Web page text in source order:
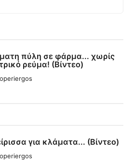
πύλη σε φάρμα... χωρίς
ρεύμα! (Βίντεο)
για κλάματα... (Βίντεο)